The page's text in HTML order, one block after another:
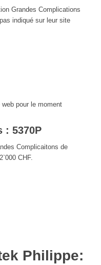
Grandes Complications
indiqué sur leur site
pour le moment
: 5370P
Complicaitons de
CHF.
Philippe: